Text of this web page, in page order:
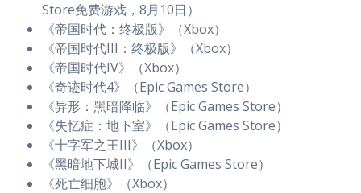
Store免费游戏，8月10日）
《帝国时代：终极版》（Xbox）
《帝国时代III：终极版》（Xbox）
《帝国时代IV》（Xbox）
《奇迹时代4》（Epic Games Store）
《异形：黑暗降临》（Epic Games Store）
《失忆症：地下室》（Epic Games Store）
《十字军之王III》（Xbox）
《黑暗地下城II》（Epic Games Store）
《死亡细胞》（Xbox）